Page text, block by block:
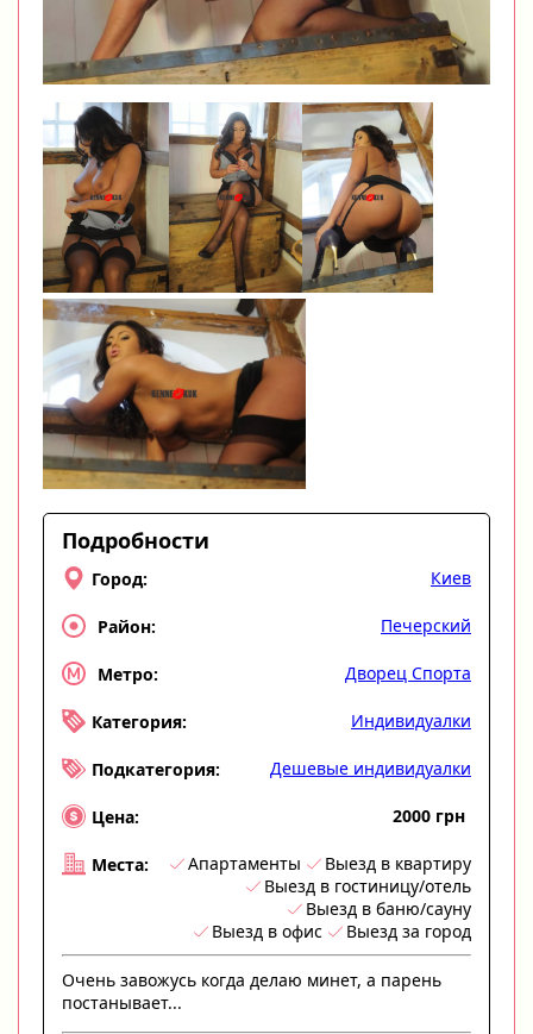
Подробности
Город: Киев
Район: Печерский
Метро: Дворец Спорта
Категория: Индивидуалки
Подкатегория: Дешевые индивидуалки
Цена: 2000 грн
Места: Апартаменты
Выезд в квартиру
Выезд в гостиницу/отель
Выезд в баню/сауну
Выезд в офис
Выезд за город
Очень завожусь когда делаю минет, а парень
постанывает...